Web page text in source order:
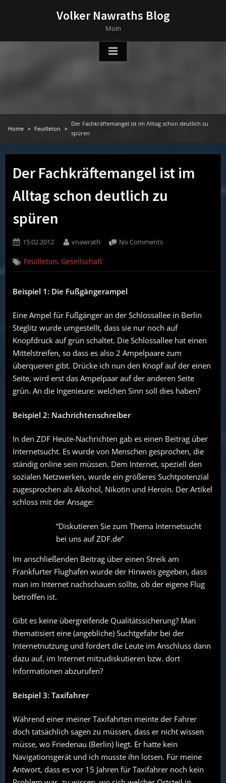
Volker Nawraths Blog
Moin
Home Feuilleton
Der Fachkräftemangel ist im Alltag schon deutlich zu
spüren
Der Fachkräftemangel ist im
Alltag schon deutlich zu
spüren
Posted
15.02.2012 By
vnawrath No Commentson
ist
deutlich
zu
spüren
Feuilleton, Gesellschaft
Beispiel 1: Die Fußgängerampel
Eine Ampel für Fußgänger an der Schlossallee in Berlin
Steglitz wurde umgestellt, dass sie nur noch auf
Knopfdruck auf grün schaltet. Die Schlossallee hat einen
Mittelstreifen, so dass es also 2 Ampelpaare zum
überqueren gibt. Drücke ich nun den Knopf auf der einen
Seite, wird erst das Ampelpaar auf der anderen Seite
grün. An die Ingenieure: welchen Sinn soll dies haben?
Beispiel 2: Nachrichtenschreiber
In den ZDF Heute-Nachrichten gab es einen Beitrag über
Internetsucht. Es wurde von Menschen gesprochen, die
ständig online sein müssen. Dem Internet, speziell den
sozialen Netzwerken, wurde ein größeres Suchtpotenzial
zugesprochen als Alkohol, Nikotin und Heroin. Der Artikel
schloss mit der Ansage:
“Diskutieren Sie zum Thema Internetsucht
bei uns auf ZDF.de”
Im anschließenden Beitrag über einen Streik am
Frankfurter Flughafen wurde der Hinweis gegeben, dass
man im Internet nachschauen sollte, ob der eigene Flug
betroffen ist.
Gibt es keine übergreifende Qualitätssicherung? Man
thematisiert eine (angebliche) Suchtgefahr bei der
Internetnutzung und fordert die Leute im Anschluss dann
dazu auf, im Internet mitzudiskutieren bzw. dort
Informationen abzurufen?
Beispiel 3: Taxifahrer
Während einer meiner Taxifahrten meinte der Fahrer
doch tatsächlich sagen zu müssen, dass er nicht wissen
müsse, wo Friedenau (Berlin) liegt. Er hatte kein
Navigationsgerät und ich musste ihn lotsen. Für meine
Antwort, dass es vor 15 Jahren für Taxifahrer noch kein